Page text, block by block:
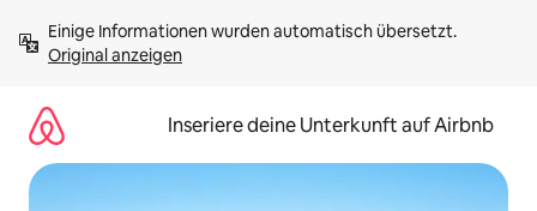
Inhalten
springenOriginal anzeigen
Inseriere deine Unterkunft auf Airbnb